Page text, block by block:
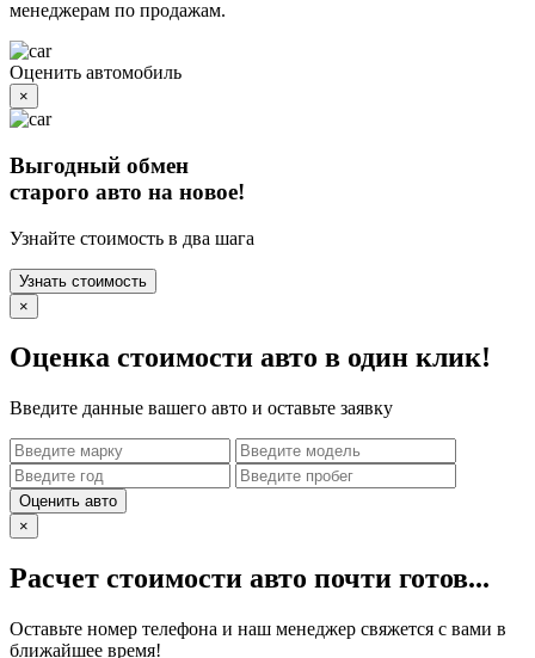
менеджерам по продажам.
Оценить автомобиль
×
Выгодный обмен
старого авто на новое!
Узнайте стоимость в два шага
Узнать стоимость
×
Оценка стоимости авто в один клик!
Введите данные вашего авто и оставьте заявку
Оценить авто
×
Расчет стоимости авто почти готов...
Оставьте номер телефона и наш менеджер свяжется с вами в
ближайшее время!